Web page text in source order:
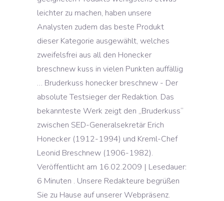
leichter zu machen, haben unsere
Analysten zudem das beste Produkt
dieser Kategorie ausgewählt, welches
zweifelsfrei aus all den Honecker
breschnew kuss in vielen Punkten auffällig
… Bruderkuss honecker breschnew - Der
absolute Testsieger der Redaktion. Das
bekannteste Werk zeigt den „Bruderkuss“
zwischen SED-Generalsekretär Erich
Honecker (1912-1994) und Kreml-Chef
Leonid Breschnew (1906-1982).
Veröffentlicht am 16.02.2009 | Lesedauer:
6 Minuten . Unsere Redakteure begrüßen
Sie zu Hause auf unserer Webpräsenz.